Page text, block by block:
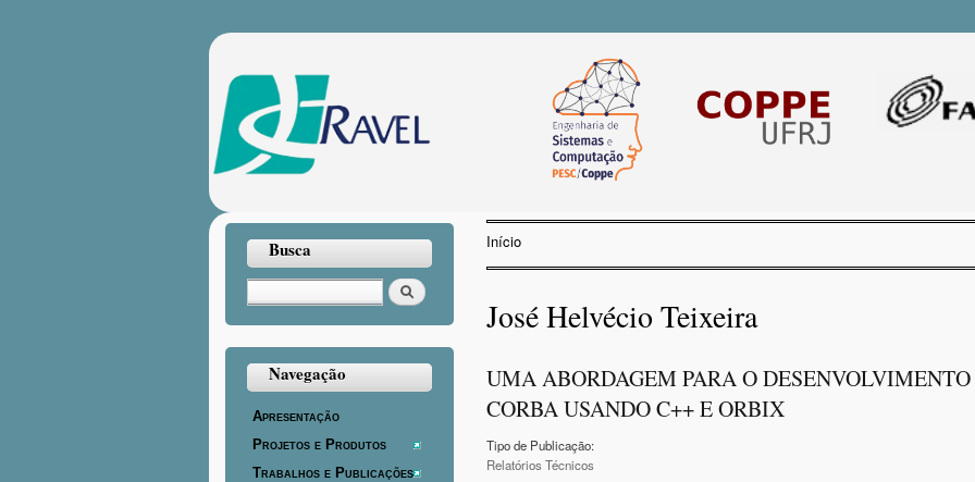
conteúdo
principal
Busca
Buscar
Navegação
Apresentação
Projetos e Produtos
Trabalhos e Publicações
Você está aqui
Início
José Helvécio Teixeira
UMA ABORDAGEM PARA O
CORBA USANDO C++ E ORBIX
Tipo de Publicação:
Relatórios Técnicos